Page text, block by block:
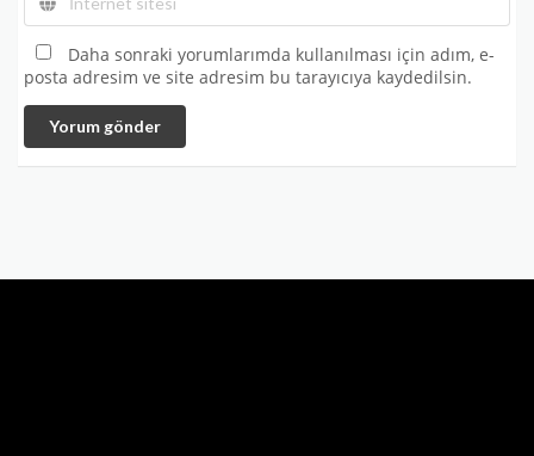
Daha sonraki yorumlarımda kullanılması için adım, e-
posta adresim ve site adresim bu tarayıcıya kaydedilsin.
Yorum gönder